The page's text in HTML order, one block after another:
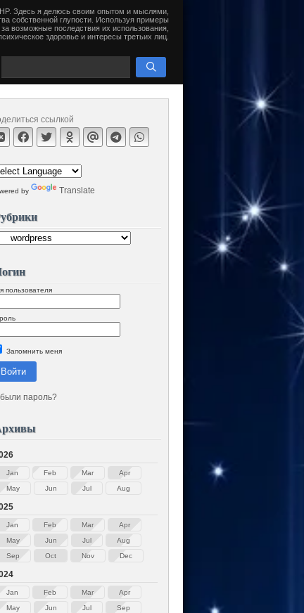
Здесь я делюсь своим опытом и мыслями,
собственной глупости. Используя примеры
возможные последствия их использования,
здоровье и интересы третьих лиц.
ссылкой
by Translate
пользователя
Запомнить меня
Войти
пароль?
Jan Feb Mar
Apr
May
Jun Jul Aug
Jan Feb Mar
Apr
May
Jun Jul
Aug
Sep
Oct Nov Dec
Jan Feb Mar
Apr
May
Jun Jul
Sep